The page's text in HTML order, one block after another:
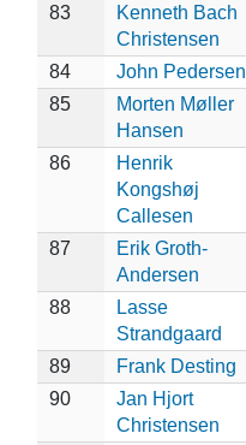
83
Kenneth Bach
Christensen
84 John Pedersen
85
Morten Møller
Hansen
86
Henrik
Kongshøj
Callesen
87
Erik Groth-
Andersen
88
Lasse
Strandgaard
89 Frank Desting
90
Jan Hjort
Christensen